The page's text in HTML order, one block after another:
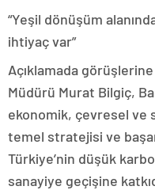
“Yeşil dönüşüm
ihtiyaç var”
Açıklamada
Müdürü Murat Bilgiç,
ekonomik, çevresel ve
temel stratejisi ve
Türkiye’nin düşük
sanayiye geçişine